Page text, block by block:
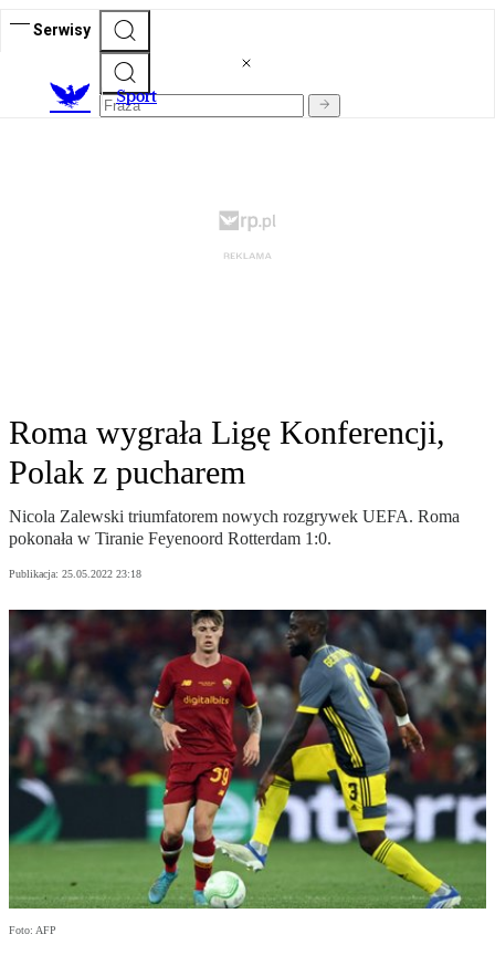
Serwisy
Sport
Roma wygrała Ligę Konferencji,
Polak z pucharem
Nicola Zalewski triumfatorem nowych rozgrywek UEFA. Roma
pokonała w Tiranie Feyenoord Rotterdam 1:0.
Publikacja: 25.05.2022 23:18
Foto: AFP